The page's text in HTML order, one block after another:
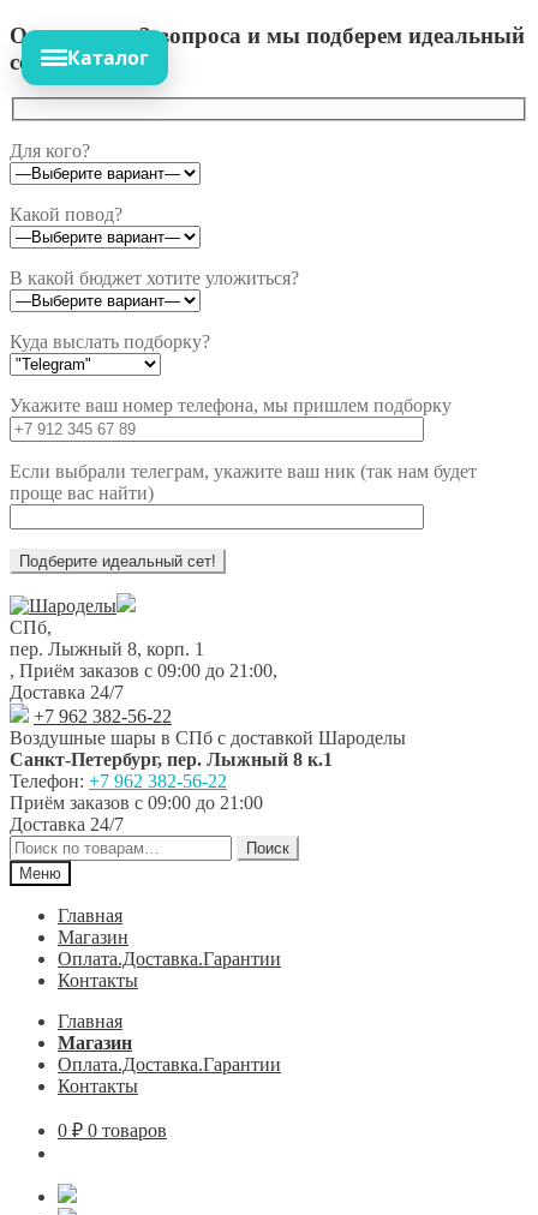
Ответьте на 3 вопроса и мы подберем идеальный
сет!
Для кого?
Какой повод?
В какой бюджет хотите уложиться?
Куда выслать подборку?
Укажите ваш номер телефона, мы пришлем подборку
Если выбрали телеграм, укажите ваш ник (так нам будет
проще вас найти)
Перейти
к
навигации
Перейти
к
содержимому
СПб,
пер. Лыжный 8, корп. 1
, Приём заказов с 09:00 до 21:00,
Доставка 24/7
+7 962 382-56-22
Воздушные шары в СПб с доставкой Шароделы
Санкт-Петербург, пер. Лыжный 8 к.1
Телефон: +7 962 382-56-22
Приём заказов с 09:00 до 21:00
Доставка 24/7
Искать:
Поиск
Меню
Главная
Магазин
Оплата.Доставка.Гарантии
Контакты
Главная
Магазин
Оплата.Доставка.Гарантии
Контакты
0 ₽ 0 товаров
Каталог